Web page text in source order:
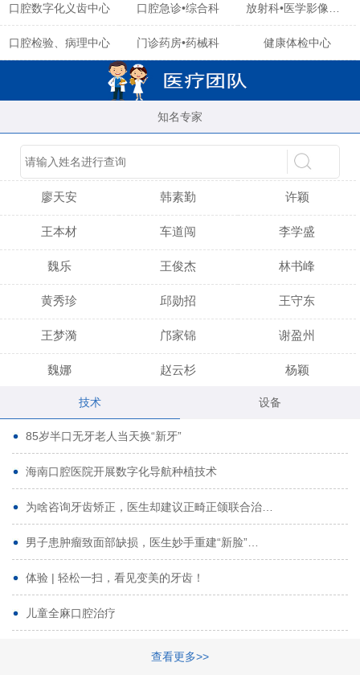
口腔数字化义齿中心 口腔急诊•综合科
口腔检验、病理中心 门诊药房•药械科 健康体检中心
知名专家
陈育玲 吴晓桃
廖天安 韩素勤 许颖
王本材 车道闯 李学盛
魏乐 王俊杰 林书峰
黄秀珍 邱勋招 王守东
王梦漪 邝家锦 谢盈州
魏娜 赵云杉 杨颖
黄启龙
代艳虹 林芳诚
曹香林 姜炳华
姚宗将 梁春晓
林夏羽 颜晶
路娜 商晔
周碧玲
技术 设备
85岁半口无牙老人当天换“新牙”
海南口腔医院开展数字化导航种植技术
为啥咨询牙齿矫正，医生却建议正畸正颌联合治…
男子患肿瘤致面部缺损，医生妙手重建“新脸”…
体验 | 轻松一扫，看见变美的牙齿！
儿童全麻口腔治疗
查看更多>>